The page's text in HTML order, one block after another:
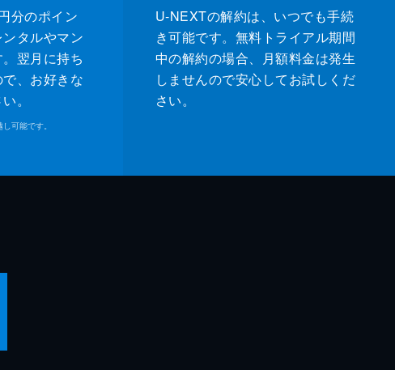
分のポイン
タルやマン
翌月に持ち
、お好きな
。
可能です。
U-NEXTの解約は、いつでも手続
き可能です。無料トライアル期間
中の解約の場合、月額料金は発生
しませんので安心してお試しくだ
さい。